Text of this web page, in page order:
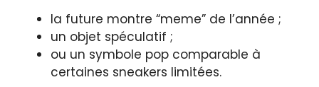
la future montre “meme” de l’année ;
un objet spéculatif ;
ou un symbole pop comparable à
certaines sneakers limitées.